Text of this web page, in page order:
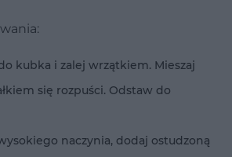
kubka i zalej wrzątkiem. Mieszaj
się rozpuści. Odstaw do
naczynia, dodaj ostudzoną